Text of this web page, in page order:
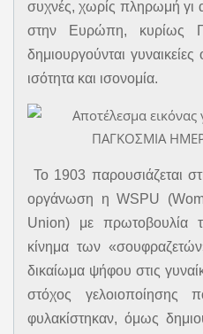
συχνές, χωρίς πληρωμή γι
στην Ευρώπη, κυρίως
δημιουργούνται
ισότητα και ισονομία.
Το 1903 παρουσιάζεται
οργάνωση η WSPU
Union) με πρωτοβουλία
κίνημα των
δικαίωμα ψήφου στις
στόχος γελοιοποίησης
φυλακίστηκαν, όμως